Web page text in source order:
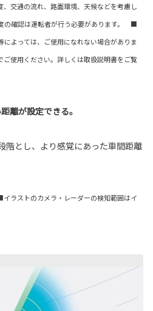
交通の流れ、路面環境、天候などを考慮し
の確認は運転者が行う必要があります。 ■
よっては、ご使用になれない場合がありま
使用ください。詳しくは取扱説明書をご覧
離が設定できる。
階とし、より感覚にあった車間距離
ラストのカメラ・レーダーの検知範囲はイ